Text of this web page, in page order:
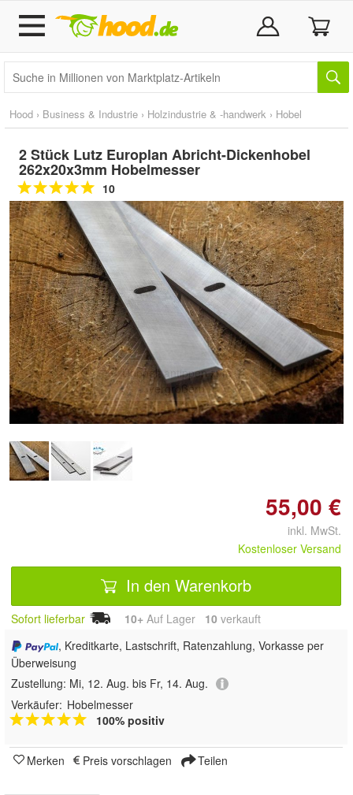
Hood › Business & Industrie › Holzindustrie & -handwerk › Hobel
2 Stück Lutz Europlan Abricht-Dickenhobel
262x20x3mm Hobelmesser
10
Doppelt antippen zum
vergrößern
55,00 €
inkl. MwSt.
Kostenloser Versand
In den Warenkorb
Sofort lieferbar 10+ Auf Lager 10 verkauft
, Kreditkarte, Lastschrift, Ratenzahlung, Vorkasse per
Überweisung
Zustellung: Mi, 12. Aug. bis Fr, 14. Aug.
Verkäufer: Hobelmesser
100% positiv
Merken Preis vorschlagen Teilen